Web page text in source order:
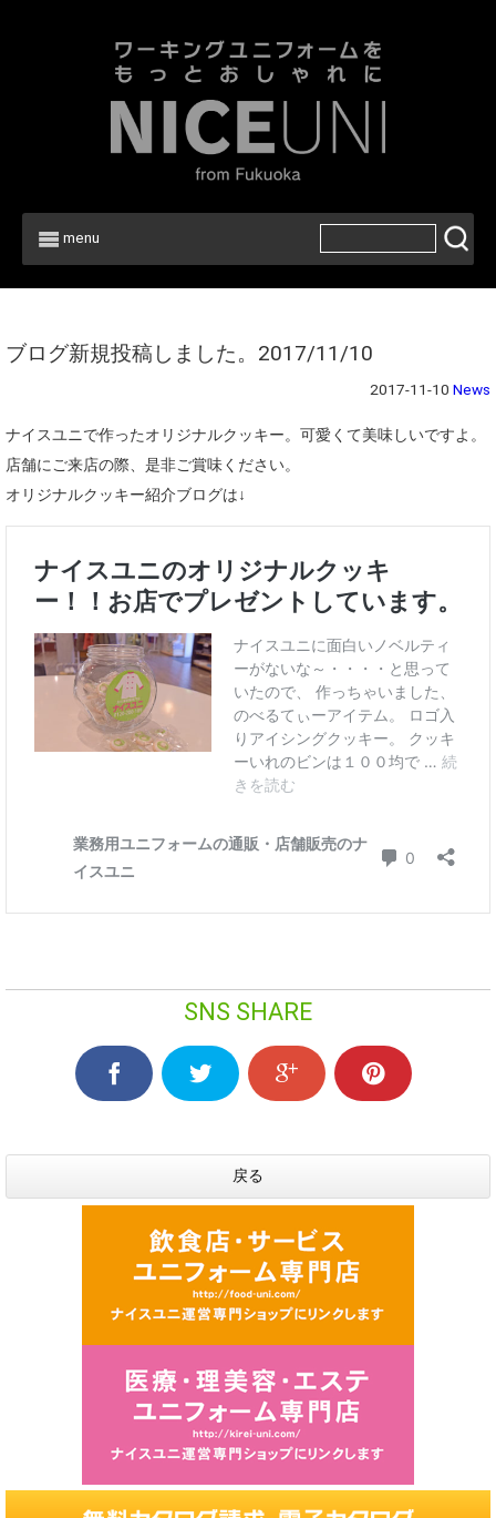
menu
ブログ新規投稿しました。2017/11/10
2017-11-10 News
ナイスユニで作ったオリジナルクッキー。可愛くて美味しいですよ。
店舗にご来店の際、是非ご賞味ください。
オリジナルクッキー紹介ブログは↓
SNS SHARE
戻る